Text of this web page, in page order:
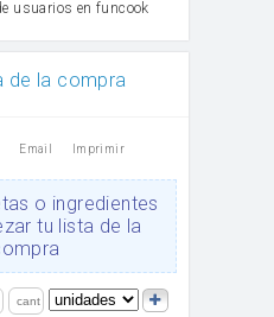
usuarios en funcook
de la compra
Email Imprimir
o ingredientes
tu lista de la